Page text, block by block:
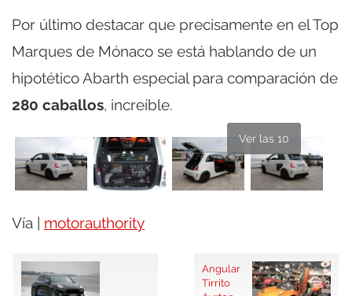
Por último destacar que precisamente en el Top
Marques de Mónaco se está hablando de un
hipotético Abarth especial para comparación de
280 caballos, increíble.
Ver las 10
Vía | motorauthority
Angular
Tirrito